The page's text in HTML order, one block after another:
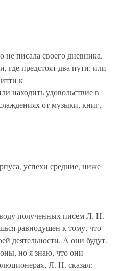
не писала своего дневника.
где предстоят два пути: или
к
находить удовольствие в
от музыки, книг,
успехи средние, ниже
полученных писем Л. H.
равнодушен к тому, что
деятельности. А они будут.
но я знаю, что они
Л. H. сказал: